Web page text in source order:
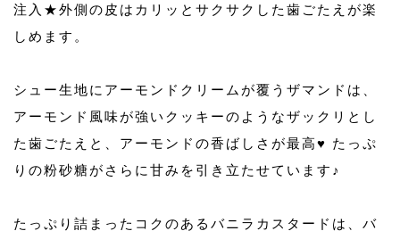
注入★外側の皮はカリッとサクサクした歯ごたえが楽
しめます。
シュー生地にアーモンドクリームが覆うザマンドは、
アーモンド風味が強いクッキーのようなザックリとし
た歯ごたえと、アーモンドの香ばしさが最高♥ たっぷ
りの粉砂糖がさらに甘みを引き立たせています♪
たっぷり詰まったコクのあるバニラカスタードは、バ